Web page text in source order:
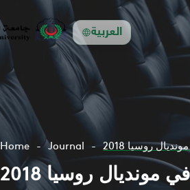
العربية
Home Journal